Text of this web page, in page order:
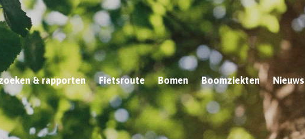
& rapporten Fietsroute Bomen Boomziekten Nieuws